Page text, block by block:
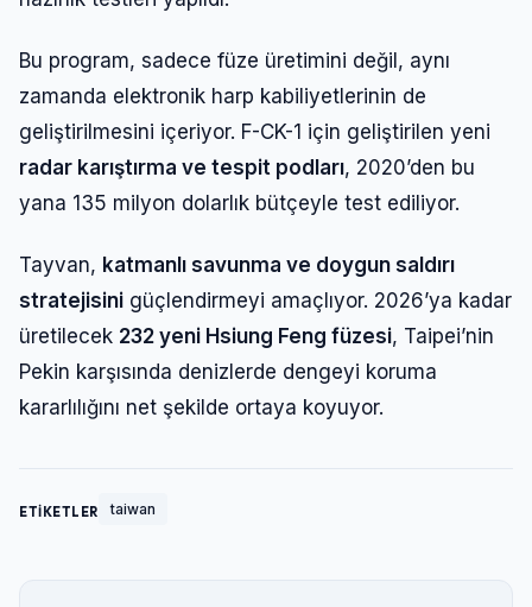
Bu program, sadece füze üretimini değil, aynı
zamanda elektronik harp kabiliyetlerinin de
geliştirilmesini içeriyor. F-CK-1 için geliştirilen yeni
radar karıştırma ve tespit podları, 2020’den bu
yana 135 milyon dolarlık bütçeyle test ediliyor.
Tayvan, katmanlı savunma ve doygun saldırı
stratejisini güçlendirmeyi amaçlıyor. 2026’ya kadar
üretilecek 232 yeni Hsiung Feng füzesi, Taipei’nin
Pekin karşısında denizlerde dengeyi koruma
kararlılığını net şekilde ortaya koyuyor.
ETİKETLER taiwan